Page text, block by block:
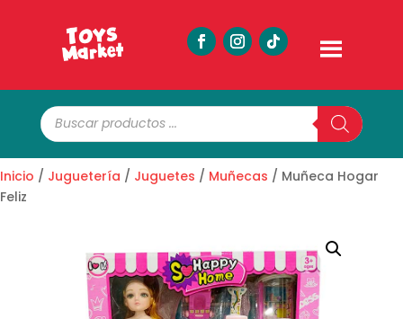
Búsqueda
de
productos
Inicio / Juguetería / Juguetes / Muñecas / Muñeca Hogar
Feliz